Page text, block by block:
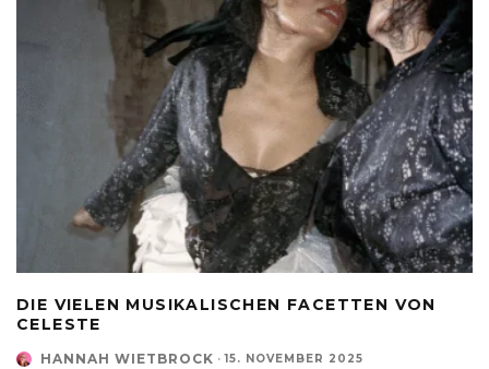
DIE VIELEN MUSIKALISCHEN FACETTEN VON
CELESTE
HANNAH WIETBROCK · 15. NOVEMBER 2025